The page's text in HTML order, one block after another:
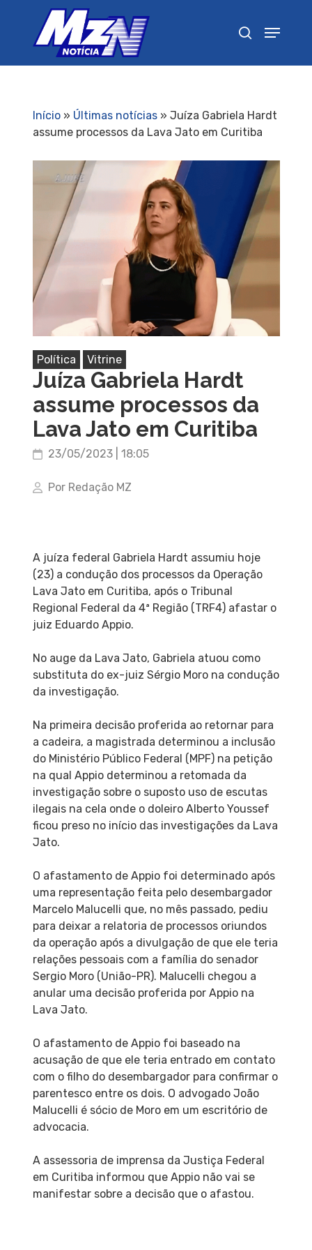
Início» Últimas notícias» Juíza Gabriela Hardt
assume processos da Lava Jato em Curitiba
Política Vitrine
Juíza Gabriela Hardt
assume processos da
Lava Jato em Curitiba
23/05/2023 | 18:05
Por Redação MZ
A juíza federal Gabriela Hardt assumiu hoje
(23) a condução dos processos da Operação
Lava Jato em Curitiba, após o Tribunal
Regional Federal da 4ª Região (TRF4) afastar o
juiz Eduardo Appio.
No auge da Lava Jato, Gabriela atuou como
substituta do ex-juiz Sérgio Moro na condução
da investigação.
Na primeira decisão proferida ao retornar para
a cadeira, a magistrada determinou a inclusão
do Ministério Público Federal (MPF) na petição
na qual Appio determinou a retomada da
investigação sobre o suposto uso de escutas
ilegais na cela onde o doleiro Alberto Youssef
ficou preso no início das investigações da Lava
Jato.
O afastamento de Appio foi determinado após
uma representação feita pelo desembargador
Marcelo Malucelli que, no mês passado, pediu
para deixar a relatoria de processos oriundos
da operação após a divulgação de que ele teria
relações pessoais com a família do senador
Sergio Moro (União-PR). Malucelli chegou a
anular uma decisão proferida por Appio na
Lava Jato.
O afastamento de Appio foi baseado na
acusação de que ele teria entrado em contato
com o filho do desembargador para confirmar o
parentesco entre os dois. O advogado João
Malucelli é sócio de Moro em um escritório de
advocacia.
A assessoria de imprensa da Justiça Federal
em Curitiba informou que Appio não vai se
manifestar sobre a decisão que o afastou.